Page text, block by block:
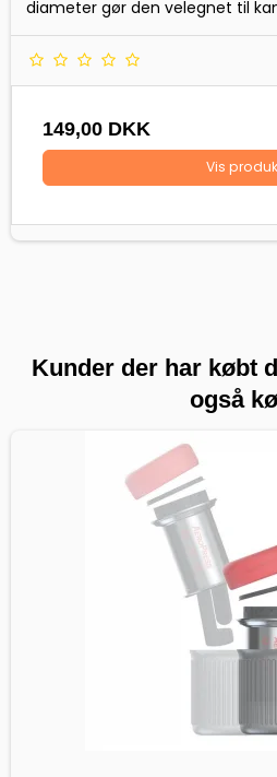
diameter gør den velegnet til
149,00 DKK
Vis
Kunder der har købt
også